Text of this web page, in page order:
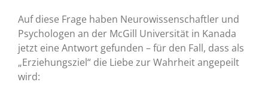
Auf diese Frage haben Neurowissenschaftler und
Psychologen an der McGill Universität in Kanada
jetzt eine Antwort gefunden – für den Fall, dass als
„Erziehungsziel“ die Liebe zur Wahrheit angepeilt
wird: